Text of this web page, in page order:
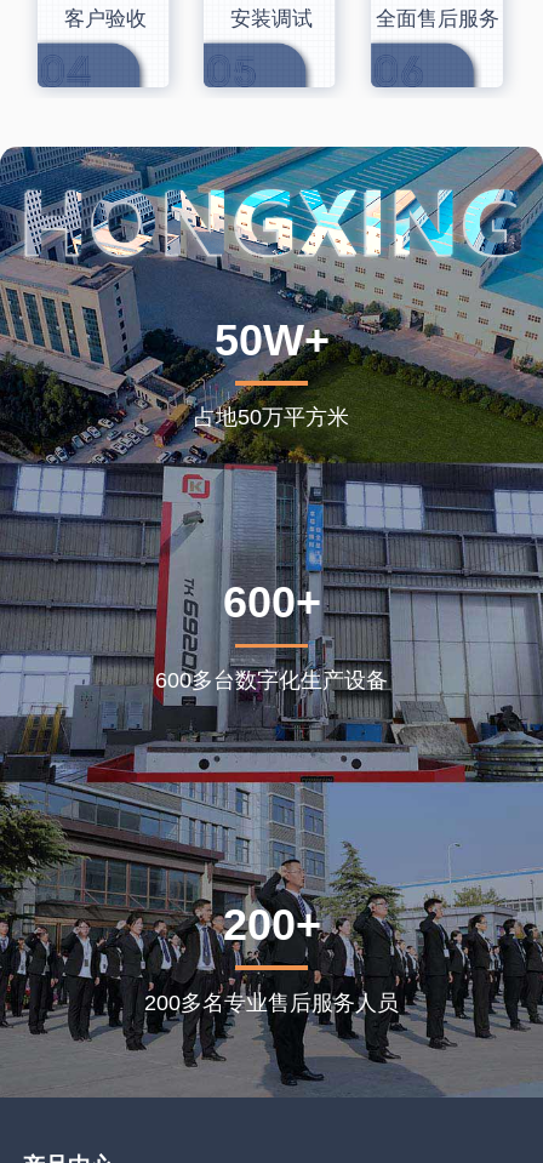
客户验收 安装调试 全面售后服务
50W+
占地50万平方米
600+
600多台数字化生产设备
200+
200多名专业售后服务人员